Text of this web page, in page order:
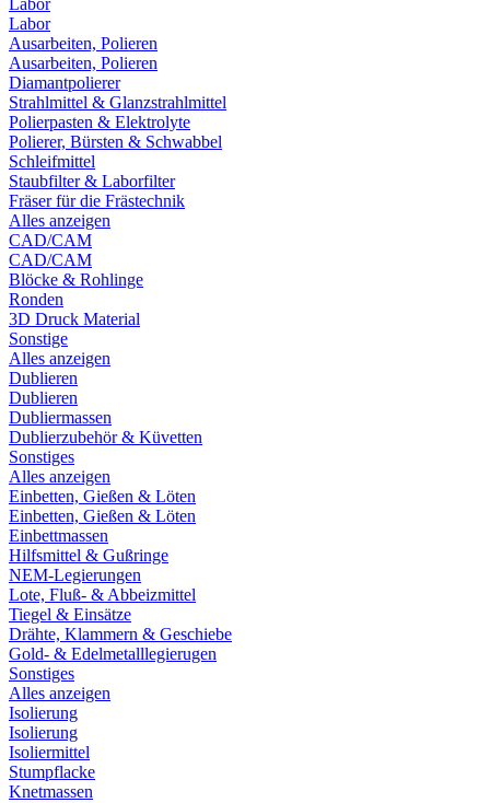
Labor
Labor
Ausarbeiten, Polieren
Ausarbeiten, Polieren
Diamantpolierer
Strahlmittel & Glanzstrahlmittel
Polierpasten & Elektrolyte
Polierer, Bürsten & Schwabbel
Schleifmittel
Staubfilter & Laborfilter
Fräser für die Frästechnik
Alles anzeigen
CAD/CAM
CAD/CAM
Blöcke & Rohlinge
Ronden
3D Druck Material
Sonstige
Alles anzeigen
Dublieren
Dublieren
Dubliermassen
Dublierzubehör & Küvetten
Sonstiges
Alles anzeigen
Einbetten, Gießen & Löten
Einbetten, Gießen & Löten
Einbettmassen
Hilfsmittel & Gußringe
NEM-Legierungen
Lote, Fluß- & Abbeizmittel
Tiegel & Einsätze
Drähte, Klammern & Geschiebe
Gold- & Edelmetalllegierugen
Sonstiges
Alles anzeigen
Isolierung
Isolierung
Isoliermittel
Stumpflacke
Knetmassen